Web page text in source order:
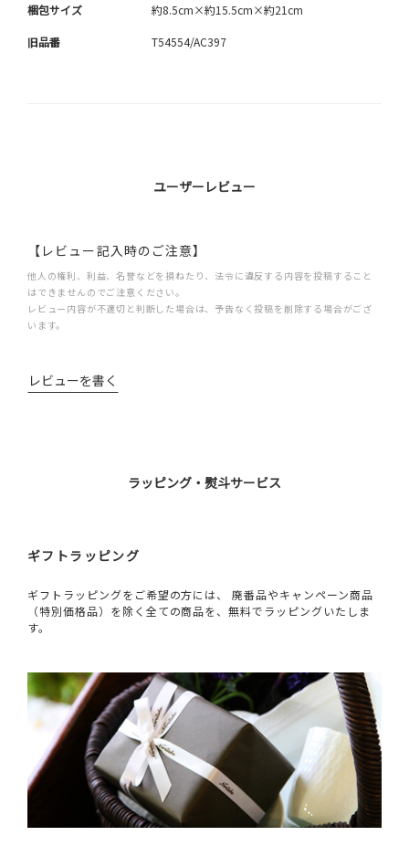
梱包サイズ 約8.5cm×約15.5cm×約21cm
旧品番 T54554/AC397
ユーザーレビュー
【レビュー記入時のご注意】
他人の権利、利益、名誉などを損ねたり、法令に違反する内容を投稿すること
はできませんのでご注意ください。
レビュー内容が不適切と判断した場合は、予告なく投稿を削除する場合がござ
います。
レビューを書く
ラッピング・熨斗サービス
ギフトラッピング
ギフトラッピングをご希望の方には、 廃番品やキャンペーン商品
（特別価格品）を除く全ての商品を、無料でラッピングいたしま
す。